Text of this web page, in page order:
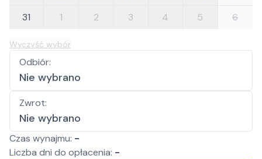
31
1 2 3 4 5 6
Wyczyść wybór
Odbiór:
Nie wybrano
Zwrot:
Nie wybrano
Czas wynajmu: -
Liczba dni do opłacenia: -